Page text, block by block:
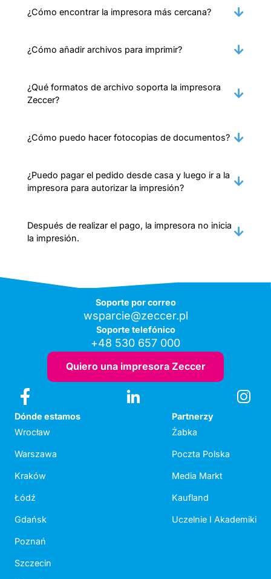
¿Cómo encontrar la impresora más cercana?
¿Cómo añadir archivos para imprimir?
¿Qué formatos de archivo soporta la impresora
Zeccer?
¿Cómo puedo hacer fotocopias de documentos?
¿Puedo pagar el pedido desde casa y luego ir a la
impresora para autorizar la impresión?
Después de realizar el pago, la impresora no inicia
la impresión.
Soporte por correo
wsparcie@zeccer.pl
Soporte telefónico
+48 530 657 000
Quiero una impresora Zeccer
Dónde estamos
Wrocław
Warszawa
Kraków
Łódź
Gdańsk
Poznań
Szczecin
Partnerzy
Żabka
Poczta Polska
Media Markt
Kaufland
Uczelnie I Akademiki